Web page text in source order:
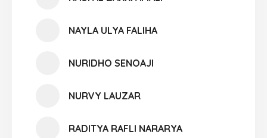
NAYLA ULYA FALIHA
NURIDHO SENOAJI
NURVY LAUZAR
RADITYA RAFLI NARARYA